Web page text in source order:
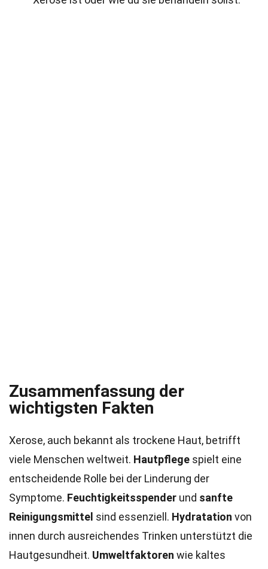
Zusammenfassung der
wichtigsten Fakten
Xerose, auch bekannt als trockene Haut, betrifft
viele Menschen weltweit. Hautpflege spielt eine
entscheidende Rolle bei der Linderung der
Symptome. Feuchtigkeitsspender und sanfte
Reinigungsmittel sind essenziell. Hydratation von
innen durch ausreichendes Trinken unterstützt die
Hautgesundheit. Umweltfaktoren wie kaltes